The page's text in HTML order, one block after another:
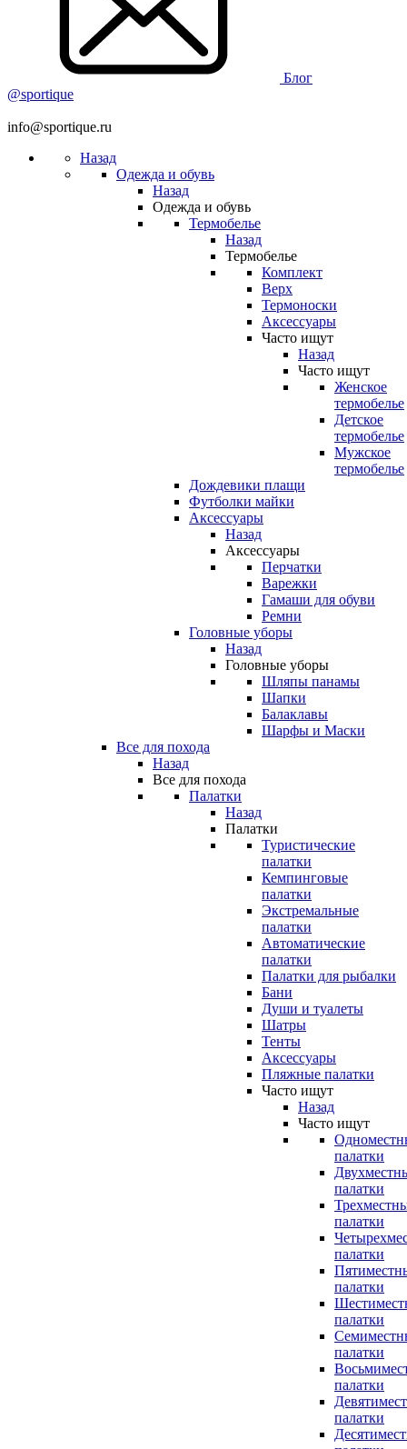
Блог
@sportique
info@sportique.ru
Назад
Одежда и обувь
Назад
Одежда и обувь
Термобелье
Назад
Термобелье
Комплект
Верх
Термоноски
Аксессуары
Часто ищут
Назад
Часто ищут
Женское
термобелье
Детское
термобелье
Мужское
термобелье
Дождевики плащи
Футболки майки
Аксессуары
Назад
Аксессуары
Перчатки
Варежки
Гамаши для обуви
Ремни
Головные уборы
Назад
Головные уборы
Шляпы панамы
Шапки
Балаклавы
Шарфы и Маски
Все для похода
Назад
Все для похода
Палатки
Назад
Палатки
Туристические
палатки
Кемпинговые
палатки
Экстремальные
палатки
Автоматические
палатки
Палатки для рыбалки
Бани
Души и туалеты
Шатры
Тенты
Аксессуары
Пляжные палатки
Часто ищут
Назад
Часто ищут
палатки
палатки
палатки
палатки
палатки
палатки
палатки
палатки
палатки